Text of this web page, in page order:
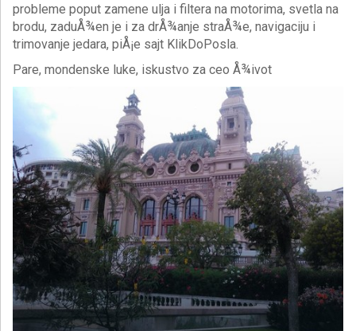
probleme poput zamene ulja i filtera na motorima, svetla na
brodu, zaduÅ¾en je i za drÅ¾anje straÅ¾e, navigaciju i
trimovanje jedara, piÅ¡e sajt KlikDoPosla.
Pare, mondenske luke, iskustvo za ceo Å¾ivot